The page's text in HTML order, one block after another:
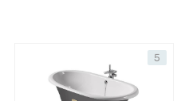
5